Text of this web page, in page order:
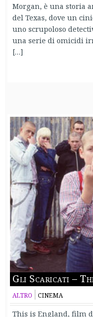
Morgan, è una storia
del Texas, dove un
uno scrupoloso
una serie di omicidi
[…]
Gli Scaricati –
ALTRO CINEMA
This is England, film